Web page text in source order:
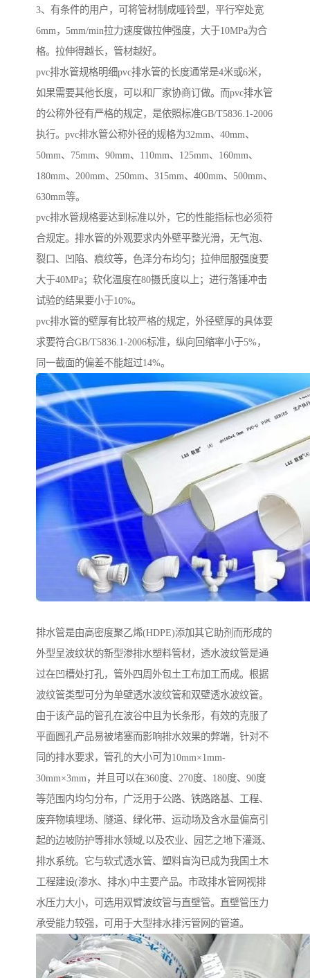
3、有条件的用户，可将管材制成哑铃型，平行窄处宽
6mm，5mm/min拉力速度做拉伸强度，大于10MPa为合
格。拉伸得越长，管材越好。
pvc排水管规格明细pvc排水管的长度通常是4米或6米，
如果需要其他长度，可以和厂家协商订做。而pvc排水管
的公称外径有严格的规定，是依照标准GB/T5836.1-2006
执行。pvc排水管公称外径的规格为32mm、40mm、
50mm、75mm、90mm、110mm、125mm、160mm、
180mm、200mm、250mm、315mm、400mm、500mm、
630mm等。
pvc排水管规格要达到标准以外，它的性能指标也必须符
合规定。排水管的外观要求内外壁平整光滑，无气泡、
裂口、凹陷、痕纹等，色泽分布均匀；拉伸屈服强度要
大于40MPa；软化温度在80摄氏度以上；进行落锤冲击
试验的结果要小于10%。
pvc排水管的壁厚有比较严格的规定，外径壁厚的具体要
求要符合GB/T5836.1-2006标准，纵向回缩率小于5%，
同一截面的偏差不能超过14%。
排水管是由高密度聚乙烯(HDPE)添加其它助剂而形成的
外型呈波纹状的新型渗排水塑料管材，透水波纹管是通
过在凹槽处打孔，管外四周外包土工布加工而成。根据
波纹管类型可分为单壁透水波纹管和双壁透水波纹管。
由于该产品的管孔在波谷中且为长条形，有效的克服了
平面圆孔产品易被堵塞而影响排水效果的弊端，针对不
同的排水要求，管孔的大小可为10mm×1mm-
30mm×3mm，并且可以在360度、270度、180度、90度
等范围内均匀分布，广泛用于公路、铁路路基、工程、
废弃物填埋场、隧道、绿化带、运动场及含水量偏高引
起的边坡防护等排水领域,以及农业、园艺之地下灌溉、
排水系统。它与软式透水管、塑料盲沟已成为我国土木
工程建设(渗水、排水)中主要产品。市政排水管网视排
水压力大小，可选用双臂波纹管与直壁管。直壁管压力
承受能力较强，可用于大型排水排污管网的管道。